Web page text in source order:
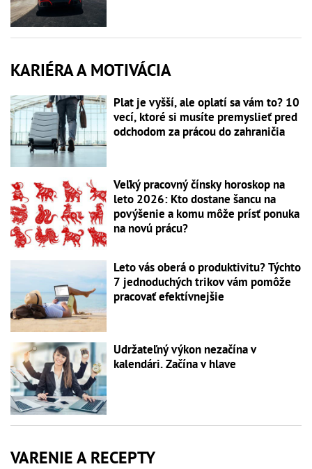
KARIÉRA A MOTIVÁCIA
Plat je vyšší, ale oplatí sa vám to? 10
vecí, ktoré si musíte premyslieť pred
odchodom za prácou do zahraničia
Veľký pracovný čínsky horoskop na
leto 2026: Kto dostane šancu na
povýšenie a komu môže prísť ponuka
na novú prácu?
Leto vás oberá o produktivitu? Týchto
7 jednoduchých trikov vám pomôže
pracovať efektívnejšie
Udržateľný výkon nezačína v
kalendári. Začína v hlave
VARENIE A RECEPTY